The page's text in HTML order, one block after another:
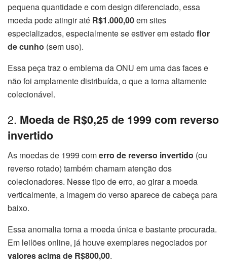
pequena quantidade e com design diferenciado, essa
moeda pode atingir até R$1.000,00em sites
especializados, especialmente se estiver em estadoflor
de cunho (sem uso).
Essa peça traz o emblema da ONU em uma das faces e
não foi amplamente distribuída, o que a torna altamente
colecionável.
2. Moeda de R$0,25 de 1999 com reverso
invertido
As moedas de 1999 comerro de reverso invertido (ou
reverso rotado) também chamam atenção dos
colecionadores. Nesse tipo de erro, ao girar a moeda
verticalmente, a imagem do verso aparece de cabeça para
baixo.
Essa anomalia torna a moeda única e bastante procurada.
Em leilões online, já houve exemplares negociados por
valores acima de R$800,00.